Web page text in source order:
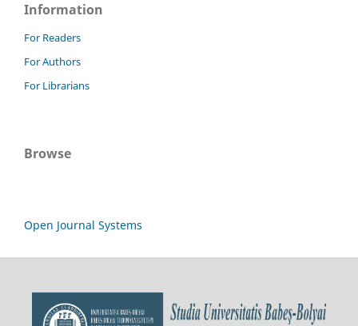
Information
For Readers
For Authors
For Librarians
Browse
Open Journal Systems